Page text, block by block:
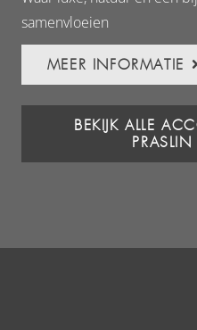
samenvloeien
MEER INFORMATIE
BEKIJK ALLE